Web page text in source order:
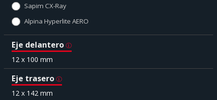
Sapim CX-Ray
Alpina Hyperlite AERO
Eje delantero
12 x 100 mm
Eje trasero
12 x 142 mm